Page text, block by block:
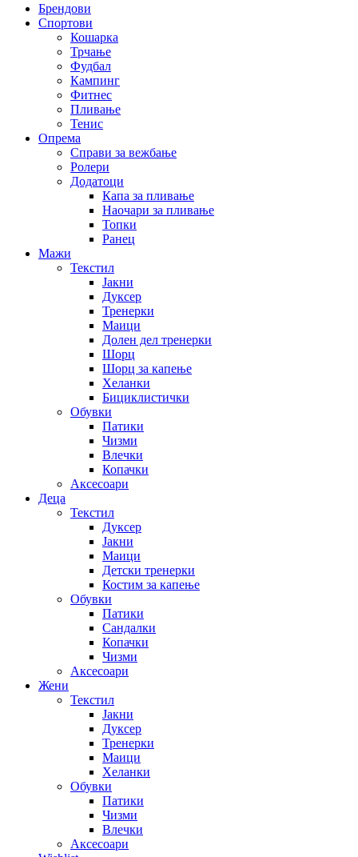
Брендови
Спортови
Кошарка
Трчање
Фудбал
Кампинг
Фитнес
Пливање
Тенис
Опрема
Справи за вежбање
Ролери
Додатоци
Капа за пливање
Наочари за пливање
Топки
Ранец
Мажи
Текстил
Јакни
Дуксер
Тренерки
Маици
Долен дел тренерки
Шорц
Шорц за капење
Хеланки
Бициклистички
Обувки
Патики
Чизми
Влечки
Копачки
Аксесоари
Деца
Текстил
Дуксер
Јакни
Маици
Детски тренерки
Костим за капење
Обувки
Патики
Сандалки
Копачки
Чизми
Аксесоари
Жени
Текстил
Јакни
Дуксер
Тренерки
Маици
Хеланки
Обувки
Патики
Чизми
Влечки
Аксесоари